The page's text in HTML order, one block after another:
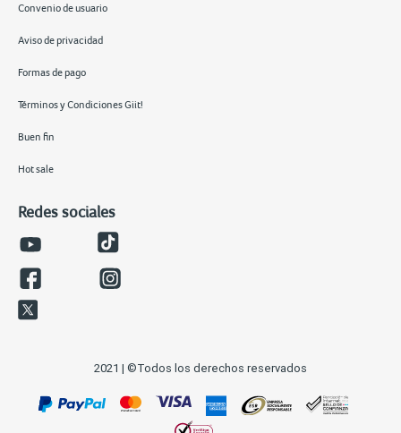
Convenio de usuario
Aviso de privacidad
Formas de pago
Términos y Condiciones Giit!
Buen fin
Hot sale
Redes sociales
2021 | ©Todos los derechos reservados